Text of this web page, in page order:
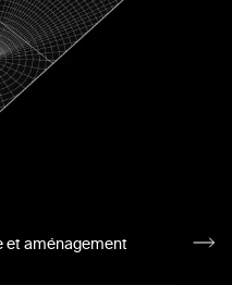
et aménagement